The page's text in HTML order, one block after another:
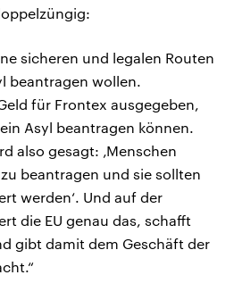
sicheren und legalen Routen
beantragen wollen.
für Frontex ausgegeben,
Asyl beantragen können.
also gesagt: ‚Menschen
beantragen und sie sollten
werden‘. Und auf der
die EU genau das, schafft
gibt damit dem Geschäft der